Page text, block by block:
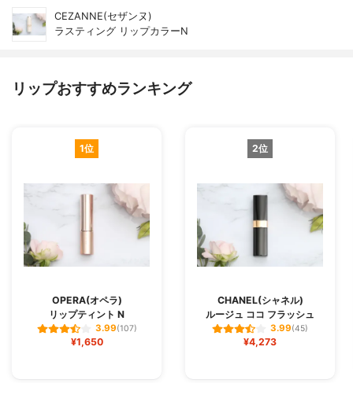
CEZANNE(セザンヌ)
ラスティング リップカラーN
リップおすすめランキング
1位
OPERA(オペラ)
リップティント N
3.99(107)
¥1,650
2位
CHANEL(シャネル)
ルージュ ココ フラッシュ
3.99(45)
¥4,273